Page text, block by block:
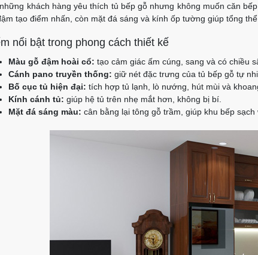
khách hàng yêu thích tủ bếp gỗ nhưng không muốn căn
tạo điểm nhấn, còn mặt đá sáng và kính ốp tường giúp tổng
nổi bật trong phong cách thiết kế
Màu gỗ đậm hoài cổ: tạo cảm giác ấm cúng, sang và có chiều
Cánh pano truyền thống: giữ nét đặc trưng của tủ bếp gỗ tự
Bố cục tủ hiện đại: tích hợp tủ lạnh, lò nướng, hút mùi và
Kính cánh tủ: giúp hệ tủ trên nhẹ mắt hơn, không bị bí.
Mặt đá sáng màu: cân bằng lại tông gỗ trầm, giúp khu bếp sạch